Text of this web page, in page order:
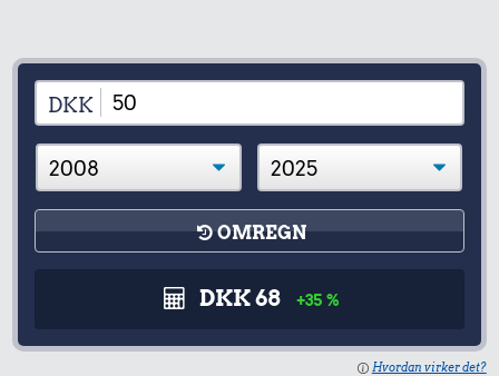
DKK
OMREGN
DKK 68 +35 %
Hvordan virker det?